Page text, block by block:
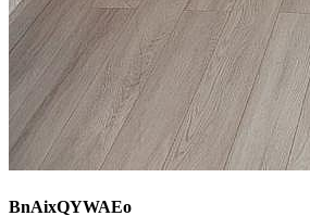
BnAixQYWAEo